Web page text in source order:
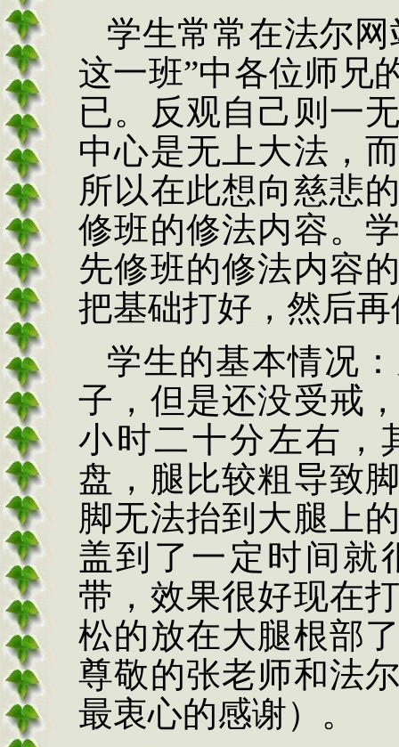
学生常常在法尔
这一班”中各位师兄
已。反观自己则一
中心是无上大法，
所以在此想向慈悲
修班的修法内容。
先修班的修法内容
把基础打好，然后
学生的基本情况
子，但是还没受戒
小时二十分左右，
盘，腿比较粗导致
脚无法抬到大腿上
盖到了一定时间就
带，效果很好现在
松的放在大腿根部
尊敬的张老师和法
最衷心的感谢）。